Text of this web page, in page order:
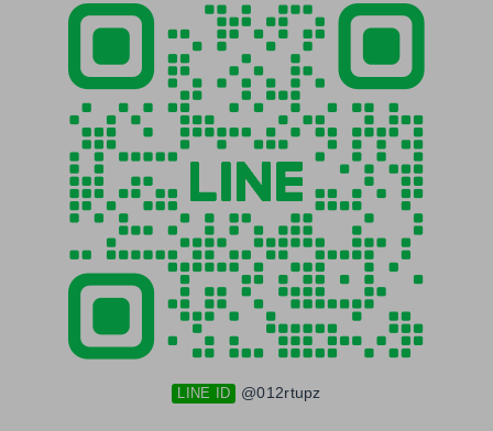
LINE ID @012rtupz